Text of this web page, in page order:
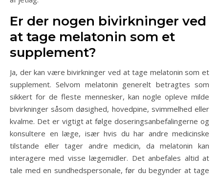
Er der nogen bivirkninger ved
at tage melatonin som et
supplement?
Ja, der kan være bivirkninger ved at tage melatonin som et
supplement. Selvom melatonin generelt betragtes som
sikkert for de fleste mennesker, kan nogle opleve milde
bivirkninger såsom døsighed, hovedpine, svimmelhed eller
kvalme. Det er vigtigt at følge doseringsanbefalingerne og
konsultere en læge, især hvis du har andre medicinske
tilstande eller tager andre medicin, da melatonin kan
interagere med visse lægemidler. Det anbefales altid at
tale med en sundhedspersonale, før du begynder at tage